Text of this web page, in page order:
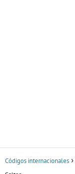
Códigos internacionales